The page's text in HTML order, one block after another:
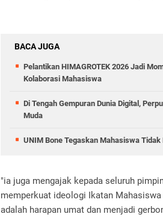
BACA JUGA
Pelantikan HIMAGROTEK 2026 Jadi
Kolaborasi Mahasiswa
Di Tengah Gempuran Dunia Digital,
Muda
UNIM Bone Tegaskan Mahasiswa
"ia juga mengajak kepada seluruh
memperkuat ideologi Ikatan
adalah harapan umat dan menjadi